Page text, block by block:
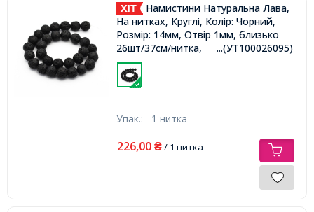
Намистини Натуральна Лава,
На нитках, Круглі, Колір: Чорний,
Розмір: 14мм, Отвір 1мм, близько
26шт/37см/нитка,
...(УТ100026095)
Упак.: 1 нитка
226,00 ₴/ 1 нитка